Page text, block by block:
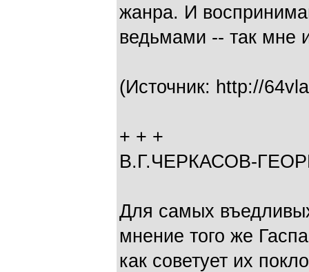
жанра. И
ведьмами -- так мне
(Источник: http://
+ + +
В.Г.ЧЕРКАСОВ-
Для самых
мнение того же
как советует их